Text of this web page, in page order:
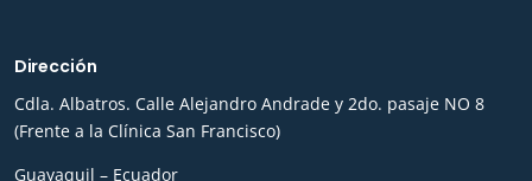
Dirección
Cdla. Albatros. Calle Alejandro Andrade y 2do. pasaje NO 8
(Frente a la Clínica San Francisco)
Guayaquil – Ecuador